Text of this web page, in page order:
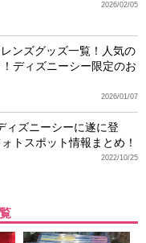
2026/02/05
ンズグッズ一覧！人気の
ディズニーシー限定のお
2026/01/07
ィズニーシーに遂に登
トスポット情報まとめ！
2022/10/25